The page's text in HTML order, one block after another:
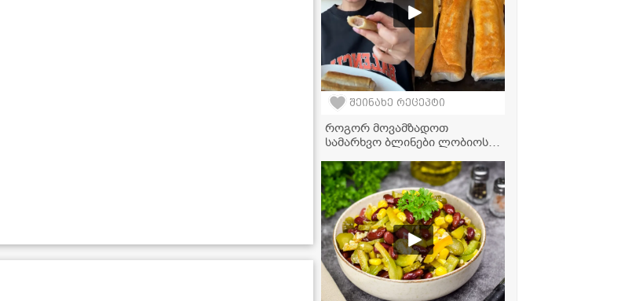
შეინახე რეცეპტი
როგორ მოვამზადოთ
სამარხვო ბლინები ლობიოს
გემრიელი და მარტივი
რეცეპტი